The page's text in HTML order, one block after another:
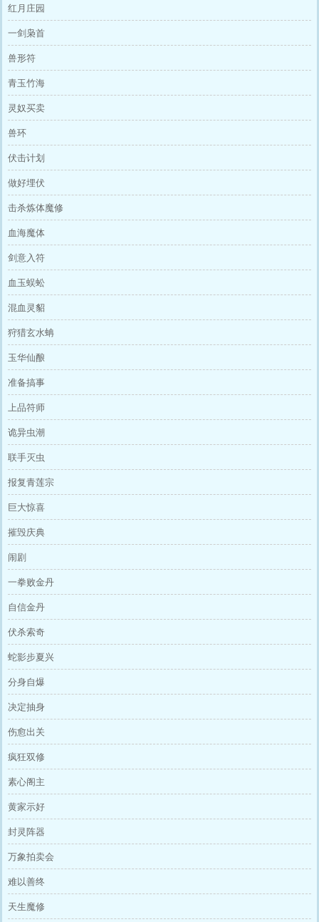
红月庄园
一剑枭首
兽形符
青玉竹海
灵奴买卖
兽环
伏击计划
做好埋伏
击杀炼体魔修
血海魔体
剑意入符
血玉蜈蚣
混血灵貂
狩猎玄水蚺
玉华仙酿
准备搞事
上品符师
诡异虫潮
联手灭虫
报复青莲宗
巨大惊喜
摧毁庆典
闹剧
一拳败金丹
自信金丹
伏杀索奇
蛇影步夏兴
分身自爆
决定抽身
伤愈出关
疯狂双修
素心阁主
黄家示好
封灵阵器
万象拍卖会
难以善终
天生魔修